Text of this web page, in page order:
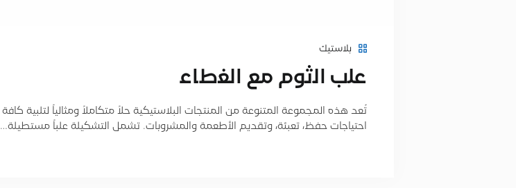
بلاستيك
ﻋﻠب اﻟﺛوم ﻣﻊ اﻟﻐطﺎء
تُعد هذه المجموعة المتنوعة من المنتجات البلاستيكية حلاً متكاملاً ومثالياً لتلبية كافة
احتياجات حفظ، تعبئة، وتقديم الأطعمة والمشروبات. تشمل التشكيلة علباً مستطيلة…